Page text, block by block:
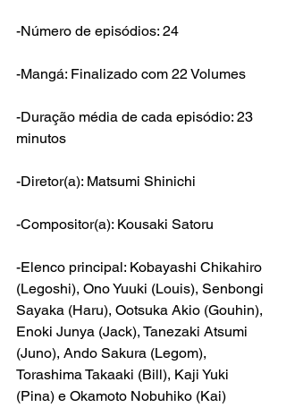
-Número de episódios: 24
-Mangá: Finalizado com 22 Volumes
-Duração média de cada episódio: 23
minutos
-Diretor(a): Matsumi Shinichi
-Compositor(a): Kousaki Satoru
-Elenco principal: Kobayashi Chikahiro
(Legoshi), Ono Yuuki (Louis), Senbongi
Sayaka (Haru), Ootsuka Akio (Gouhin),
Enoki Junya (Jack), Tanezaki Atsumi
(Juno), Ando Sakura (Legom),
Torashima Takaaki (Bill), Kaji Yuki
(Pina) e Okamoto Nobuhiko (Kai)